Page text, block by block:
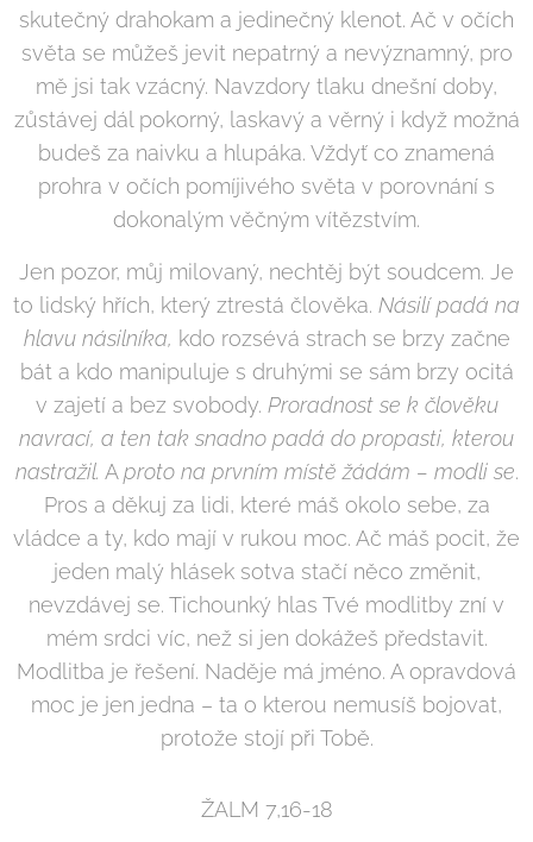
skutečný drahokam a jedinečný klenot. Ač v očích
světa se můžeš jevit nepatrný a nevýznamný, pro
mě jsi tak vzácný. Navzdory tlaku dnešní doby,
zůstávej dál pokorný, laskavý a věrný i když možná
budeš za naivku a hlupáka. Vždyť co znamená
prohra v očích pomíjivého světa v porovnání s
dokonalým věčným vítězstvím.
Jen pozor, můj milovaný, nechtěj být soudcem. Je
to lidský hřích, který ztrestá člověka. Násilí padá na
hlavu násilníka, kdo rozsévá strach se brzy začne
bát a kdo manipuluje s druhými se sám brzy ocitá
v zajetí a bez svobody. Proradnost se k člověku
navrací, a ten tak snadno padá do propasti, kterou
nastražil. A proto na prvním místě žádám – modli se.
Pros a děkuj za lidi, které máš okolo sebe, za
vládce a ty, kdo mají v rukou moc. Ač máš pocit, že
jeden malý hlásek sotva stačí něco změnit,
nevzdávej se. Tichounký hlas Tvé modlitby zní v
mém srdci víc, než si jen dokážeš představit.
Modlitba je řešení. Naděje má jméno. A opravdová
moc je jen jedna – ta o kterou nemusíš bojovat,
protože stojí při Tobě.
ŽALM 7,16-18